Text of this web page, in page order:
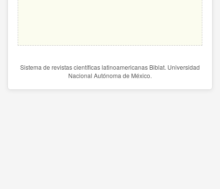
Sistema de revistas científicas latinoamericanas Biblat. Universidad
Nacional Autónoma de México.